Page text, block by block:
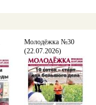
Молодёжка №30
(22.07.2026)